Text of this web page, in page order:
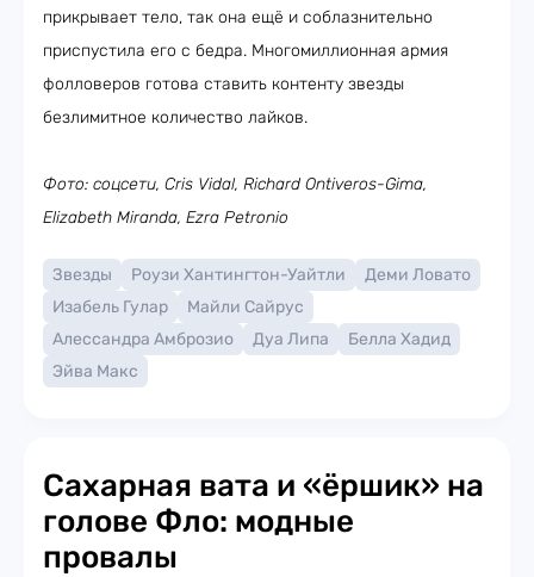
прикрывает тело, так она ещё и соблазнительно
приспустила его с бедра. Многомиллионная армия
фолловеров готова ставить контенту звезды
безлимитное количество лайков.
Фото: соцсети, Cris Vidal, Richard Ontiveros-Gima,
Elizabeth Miranda, Ezra Petronio
Звезды Роузи Хантингтон-Уайтли
Деми Ловато
Изабель Гулар
Майли Сайрус
Алессандра Амброзио
Дуа Липа
Белла Хадид
Эйва Макс
Сахарная вата и «ёршик» на
голове Фло: модные
провалы